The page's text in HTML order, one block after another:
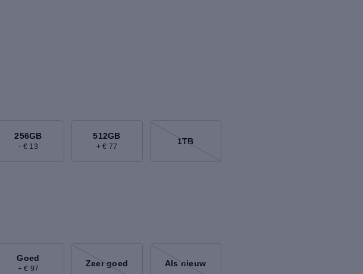
256GB
- € 13
512GB
+ € 77
1TB
Goed
+ € 97
Zeer goed Als nieuw